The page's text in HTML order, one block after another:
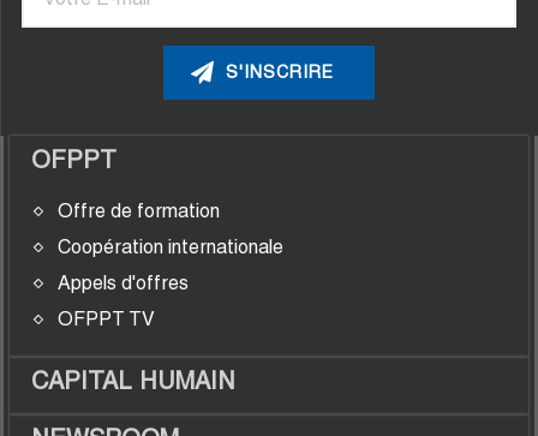
OFPPT
Offre de formation
Coopération internationale
Appels d'offres
OFPPT TV
CAPITAL HUMAIN